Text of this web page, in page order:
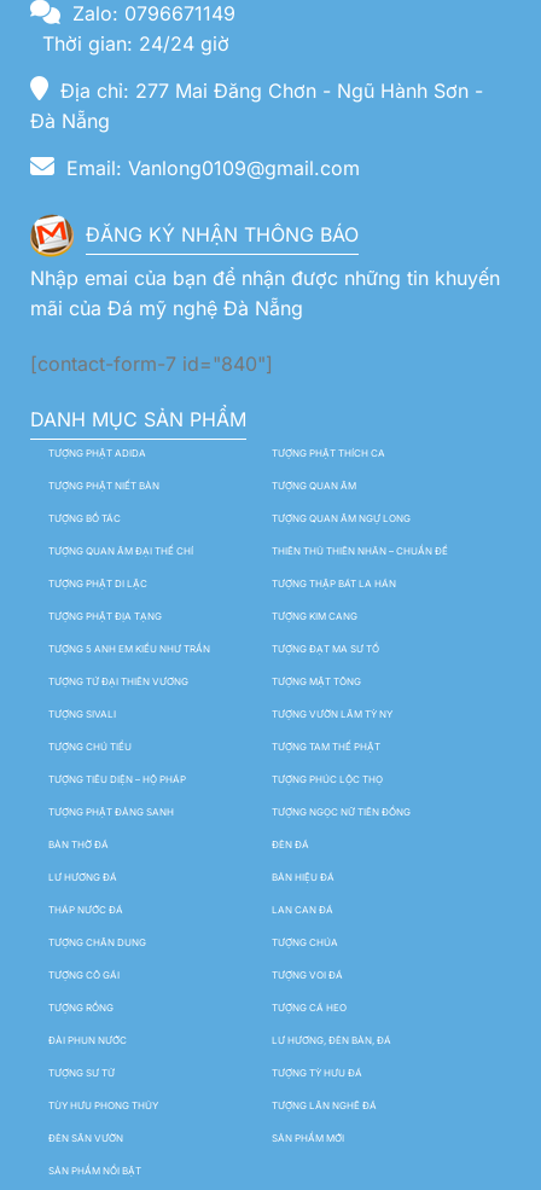
Zalo: 0796671149
Thời gian: 24/24 giờ
Địa chỉ: 277 Mai Đăng Chơn - Ngũ Hành Sơn -
Đà Nẵng
Email: Vanlong0109@gmail.com
ĐĂNG KÝ NHẬN THÔNG BÁO
Nhập emai của bạn để nhận được những tin khuyến
mãi của Đá mỹ nghệ Đà Nẵng
[contact-form-7 id="840"]
DANH MỤC SẢN PHẨM
TƯỢNG PHẬT ADIDA TƯỢNG PHẬT THÍCH CA
TƯỢNG PHẬT NIẾT BÀN TƯỢNG QUAN ÂM
TƯỢNG BỒ TÁC TƯỢNG QUAN ÂM NGỰ LONG
TƯỢNG QUAN ÂM ĐẠI THẾ CHÍ THIÊN THỦ THIÊN NHÃN – CHUẨN ĐỀ
TƯỢNG PHẬT DI LẶC TƯỢNG THẬP BÁT LA HÁN
TƯỢNG PHẬT ĐỊA TẠNG TƯỢNG KIM CANG
TƯỢNG 5 ANH EM KIỀU NHƯ TRẦN TƯỢNG ĐẠT MA SƯ TỔ
TƯỢNG TỨ ĐẠI THIÊN VƯƠNG TƯỢNG MẬT TÔNG
TƯỢNG SIVALI TƯỢNG VƯỜN LÂM TỲ NY
TƯỢNG CHÚ TIỂU TƯỢNG TAM THẾ PHẬT
TƯỢNG TIÊU DIỆN – HỘ PHÁP TƯỢNG PHÚC LỘC THỌ
TƯỢNG PHẬT ĐẢNG SANH TƯỢNG NGỌC NỮ TIÊN ĐỒNG
BÀN THỜ ĐÁ ĐÈN ĐÁ
LƯ HƯƠNG ĐÁ BẢN HIỆU ĐÁ
THÁP NƯỚC ĐÁ LAN CAN ĐÁ
TƯỢNG CHÂN DUNG TƯỢNG CHÚA
TƯỢNG CÔ GÁI TƯỢNG VOI ĐÁ
TƯỢNG RỒNG TƯỢNG CÁ HEO
ĐÀI PHUN NƯỚC LƯ HƯƠNG, ĐÈN BÀN, ĐÁ
TƯỢNG SƯ TỬ TƯỢNG TỲ HƯU ĐÁ
TÙY HƯU PHONG THỦY TƯỢNG LÂN NGHÊ ĐÁ
ĐÈN SÂN VƯỜN SẢN PHẨM MỚI
SẢN PHẨM NỔI BẬT